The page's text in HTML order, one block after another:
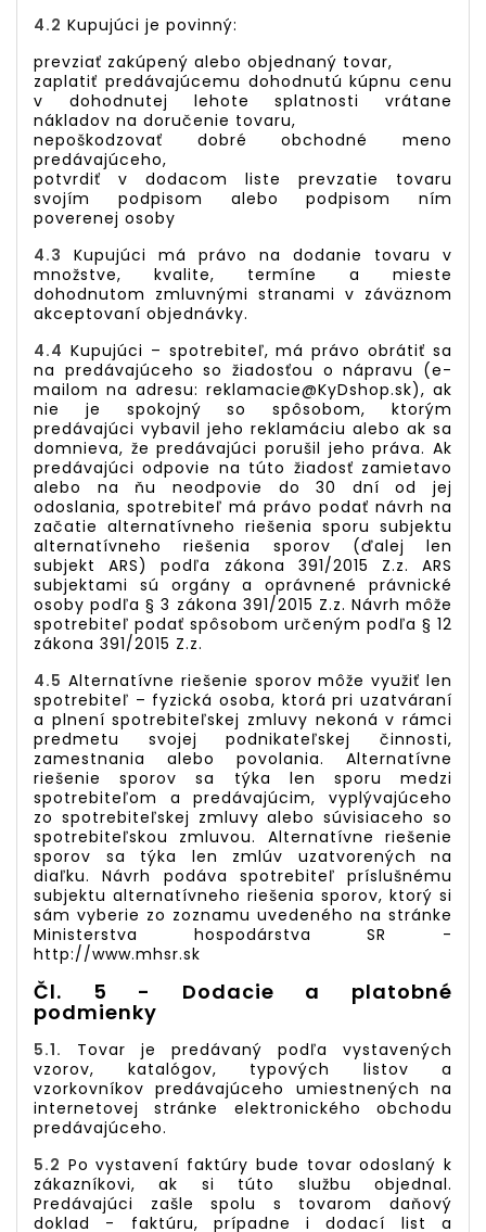
4.2 Kupujúci je povinný:
prevziať zakúpený alebo objednaný tovar,
zaplatiť predávajúcemu dohodnutú kúpnu cenu
v dohodnutej lehote splatnosti vrátane
nákladov na doručenie tovaru,
nepoškodzovať dobré obchodné meno
predávajúceho,
potvrdiť v dodacom liste prevzatie tovaru
svojím podpisom alebo podpisom ním
poverenej osoby
4.3 Kupujúci má právo na dodanie tovaru v
množstve, kvalite, termíne a mieste
dohodnutom zmluvnými stranami v záväznom
akceptovaní objednávky.
4.4 Kupujúci – spotrebiteľ, má právo obrátiť sa
na predávajúceho so žiadosťou o nápravu (e-
mailom na adresu: reklamacie@KyDshop.sk), ak
nie je spokojný so spôsobom, ktorým
predávajúci vybavil jeho reklamáciu alebo ak sa
domnieva, že predávajúci porušil jeho práva. Ak
predávajúci odpovie na túto žiadosť zamietavo
alebo na ňu neodpovie do 30 dní od jej
odoslania, spotrebiteľ má právo podať návrh na
začatie alternatívneho riešenia sporu subjektu
alternatívneho riešenia sporov (ďalej len
subjekt ARS) podľa zákona 391/2015 Z.z. ARS
subjektami sú orgány a oprávnené právnické
osoby podľa § 3 zákona 391/2015 Z.z. Návrh môže
spotrebiteľ podať spôsobom určeným podľa § 12
zákona 391/2015 Z.z.
4.5 Alternatívne riešenie sporov môže využiť len
spotrebiteľ – fyzická osoba, ktorá pri uzatváraní
a plnení spotrebiteľskej zmluvy nekoná v rámci
predmetu svojej podnikateľskej činnosti,
zamestnania alebo povolania. Alternatívne
riešenie sporov sa týka len sporu medzi
spotrebiteľom a predávajúcim, vyplývajúceho
zo spotrebiteľskej zmluvy alebo súvisiaceho so
spotrebiteľskou zmluvou. Alternatívne riešenie
sporov sa týka len zmlúv uzatvorených na
diaľku. Návrh podáva spotrebiteľ príslušnému
subjektu alternatívneho riešenia sporov, ktorý si
sám vyberie zo zoznamu uvedeného na stránke
Ministerstva hospodárstva SR -
http://www.mhsr.sk
Čl. 5 - Dodacie a platobné
podmienky
5.1. Tovar je predávaný podľa vystavených
vzorov, katalógov, typových listov a
vzorkovníkov predávajúceho umiestnených na
internetovej stránke elektronického obchodu
predávajúceho.
5.2 Po vystavení faktúry bude tovar odoslaný k
zákazníkovi, ak si túto službu objednal.
Predávajúci zašle spolu s tovarom daňový
doklad - faktúru, prípadne i dodací list a